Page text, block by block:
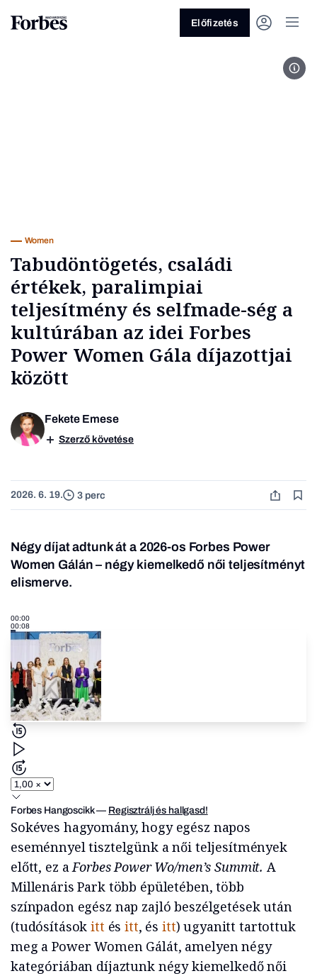
Előfizetés
A
Women
Tabudöntögetés, családi
értékek, paralimpiai
teljesítmény és selfmade-ség a
kultúrában az idei Forbes
Power Women Gála díjazottjai
között
Fekete Emese
Szerző követése
2026. 6. 19. 3 perc
Négy díjat adtunk át a 2026-os Forbes Power
Women Gálán – négy kiemelkedő női teljesítményt
elismerve.
00:00
00:08
Forbes Hangoscikk— Regisztrálj és hallgasd!
Sokéves hagyomány, hogy egész napos
eseménnyel tisztelgünk a női teljesítmények
előtt, ez aForbes Power Wo/men’s Summit. A
Millenáris Park több épületében, több
színpadon egész nap zajló beszélgetések után
(tudósításokittésitt, ésitt) ugyanitt tartottuk
meg a Power Women Gálát, amelyen négy
kategóriában díjaztunk négy kiemelkedő női